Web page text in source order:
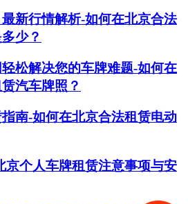
新行情解析-如何在北京合法
少？
松解决您的车牌难题-如何在
汽车牌照？
南-如何在北京合法租赁电动
京个人车牌租赁注意事项与安